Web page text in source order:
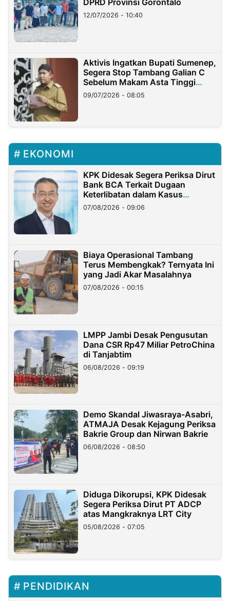
DPRD Provinsi Gorontalo
12/07/2026 - 10:40
Aktivis Ingatkan Bupati Sumenep,
Segera Stop Tambang Galian C
Sebelum Makam Asta Tinggi
Longsor
09/07/2026 - 08:05
EKONOMI
KPK Didesak Segera Periksa Dirut
Bank BCA Terkait Dugaan
Keterlibatan dalam Kasus
Hilangnya Dana Nasabah Rp2,58
Miliar
07/08/2026 - 09:06
Biaya Operasional Tambang
Terus Membengkak? Ternyata Ini
yang Jadi Akar Masalahnya
07/08/2026 - 00:15
LMPP Jambi Desak Pengusutan
Dana CSR Rp47 Miliar PetroChina
di Tanjabtim
06/08/2026 - 09:19
Demo Skandal Jiwasraya-Asabri,
ATMAJA Desak Kejagung Periksa
Bakrie Group dan Nirwan Bakrie
06/08/2026 - 08:50
Diduga Dikorupsi, KPK Didesak
Segera Periksa Dirut PT ADCP
atas Mangkraknya LRT City
05/08/2026 - 07:05
PENDIDIKAN